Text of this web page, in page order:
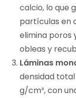
calcio, lo que
partículas en
elimina poros
obleas y
Láminas
densidad total
g/cm³, con